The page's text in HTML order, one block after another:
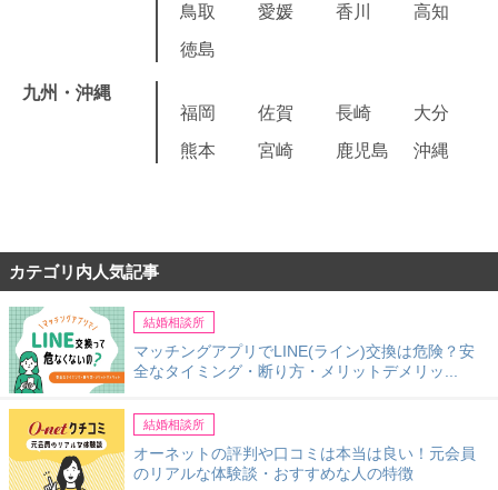
鳥取 愛媛 香川
高知
徳島
九州・沖縄
福岡
佐賀 長崎
大分
熊本
宮崎 鹿児島 沖縄
カテゴリ内人気記事
結婚相談所
マッチングアプリでLINE(ライン)交換は危険？安
全なタイミング・断り方・メリットデメリッ...
結婚相談所
オーネットの評判や口コミは本当は良い！元会員
のリアルな体験談・おすすめな人の特徴